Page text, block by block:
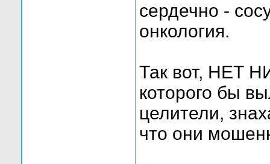
сердечно -
онкология.
Так вот, НЕТ
которого бы
целители,
что они